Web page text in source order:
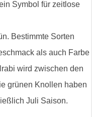
Symbol für zeitlose
Bestimmte Sorten
als auch Farbe
wird zwischen den
grünen Knollen haben
Juli Saison.